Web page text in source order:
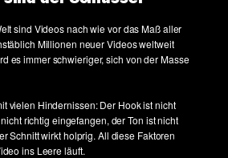
sind Videos nach wie vor das Maß aller
Millionen neuer Videos weltweit
es immer schwieriger, sich von der Masse
vielen Hindernissen: Der Hook ist nicht
richtig eingefangen, der Ton ist nicht
Schnitt wirkt holprig. All diese Faktoren
ins Leere läuft.